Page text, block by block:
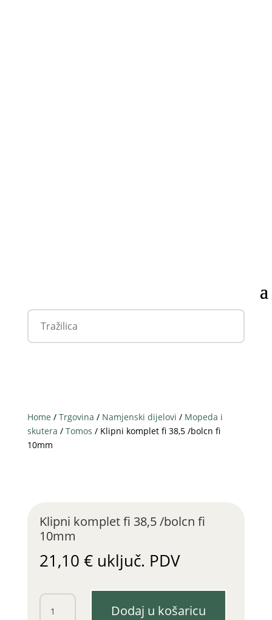
Home / Trgovina / Namjenski dijelovi / Mopeda i
skutera / Tomos / Klipni komplet fi 38,5 /bolcn fi
10mm
Klipni komplet fi 38,5 /bolcn fi
10mm
21,10 € uključ. PDV
Klipni
komplet
Dodaj u košaricu